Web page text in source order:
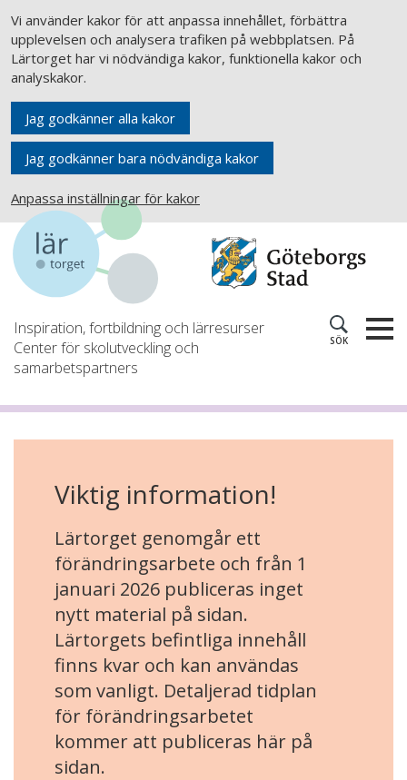
Vi använder kakor för att anpassa innehållet, förbättra
upplevelsen och analysera trafiken på webbplatsen. På
Lärtorget har vi nödvändiga kakor, funktionella kakor och
analyskakor.
Jag godkänner alla kakor
Jag godkänner bara nödvändiga kakor
Anpassa inställningar för kakor
Inspiration, fortbildning och lärresurser
Center för skolutveckling och
samarbetspartners
SÖK
Viktig information!
Lärtorget genomgår ett
förändringsarbete och från 1
januari 2026 publiceras inget
nytt material på sidan.
Lärtorgets befintliga innehåll
finns kvar och kan användas
som vanligt. Detaljerad tidplan
för förändringsarbetet
kommer att publiceras här på
sidan.